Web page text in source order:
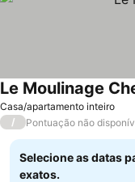
Casa/apartamento inteiro
Le Moulinage
/ Pontuação não
Selecione as datas
exatos.